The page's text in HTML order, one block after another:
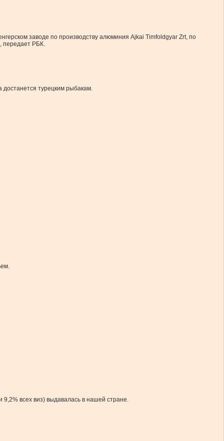
заводе по производству алюминия Ajkai Timfoldgyar Zrt, по
передает РБК.
турецким рыбакам.
9,2% всех виз) выдавалась в нашей стране.